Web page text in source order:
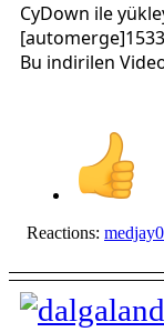
CyDown ile
Bu indirilen
Reactions: